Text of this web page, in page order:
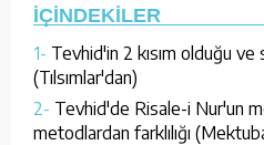
İÇİNDEKİLER
1- Tevhid'in 2 kısım olduğu
(Tılsımlar'dan)
2- Tevhid'de Risale-i Nur'un
metodlardan farklılığı